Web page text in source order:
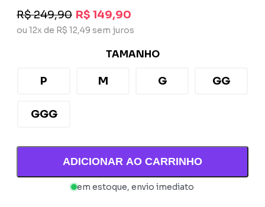
R$ 249,90 R$ 149,90
ou 12x de R$ 12,49 sem juros
TAMANHO
P M G GG
GGG
ADICIONAR AO CARRINHO
em estoque, envio imediato